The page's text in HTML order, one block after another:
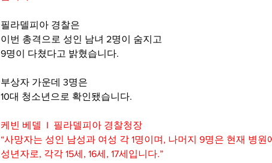
필라델피아 경찰은
이번 총격으로 성인 남녀 2명이 숨지고
9명이 다쳤다고 밝혔습니다.
부상자 가운데 3명은
10대 청소년으로 확인됐습니다.
케빈 베델  I  필라델피아 경찰청장
“사망자는 성인 남성과 여성 각 1명이며, 나머지 9명은 현재 병
성년자로, 각각 15세, 16세, 17세입니다.”